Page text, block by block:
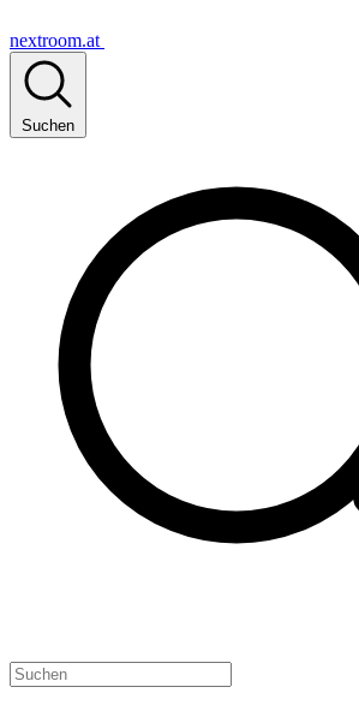
nextroom.at
Suchen